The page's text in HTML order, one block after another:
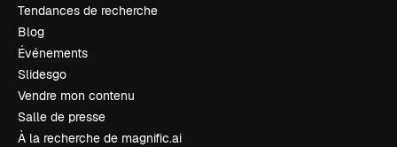
Tendances de recherche
Blog
Événements
Slidesgo
Vendre mon contenu
Salle de presse
À la recherche de magnific.ai